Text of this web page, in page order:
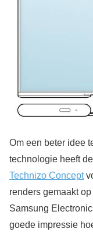
Om een beter idee
technologie heeft
Technizo Concept
renders gemaakt
Samsung
goede impressie